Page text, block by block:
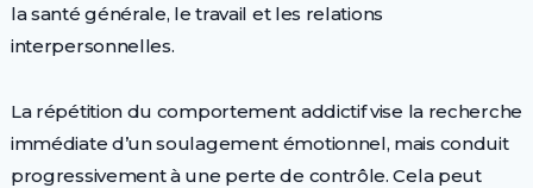
la santé générale, le travail et les relations
interpersonnelles.
La répétition du comportement addictif vise la recherche
immédiate d’un soulagement émotionnel, mais conduit
progressivement à une perte de contrôle. Cela peut